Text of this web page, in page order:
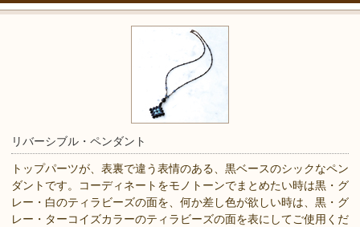
リバーシブル・ペンダント
トップパーツが、表裏で違う表情のある、黒ベースのシックなペン
ダントです。コーディネートをモノトーンでまとめたい時は黒・グ
レー・白のティラビーズの面を、何か差し色が欲しい時は、黒・グ
レー・ターコイズカラーのティラビーズの面を表にしてご使用くだ